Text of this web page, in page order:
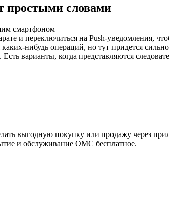
простыми словами
смартфоном
и переключиться на Push-уведомления,
нибудь операций, но тут придется
варианты, когда представляются
выгодную покупку или продажу через
и обслуживание ОМС бесплатное.